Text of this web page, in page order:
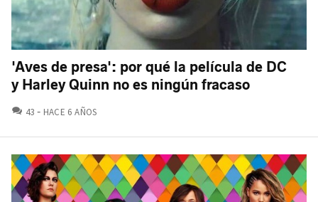
'Aves de presa': por qué la película de DC
y Harley Quinn no es ningún fracaso
43 COMENTARIOS
HACE 6 AÑOS